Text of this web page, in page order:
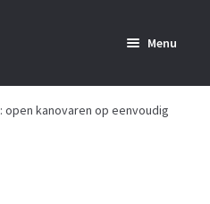
Menu
open kanovaren op eenvoudig